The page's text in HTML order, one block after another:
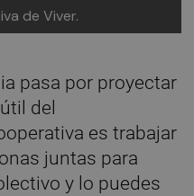
de Viver.
pasa por proyectar
del
es trabajar
juntas para
y lo puedes